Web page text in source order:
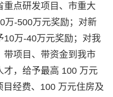
重点研发项目、市重大
万-500万元奖励；对新
10万-40万元奖励；对我
带项目、带资金到我市
才，给予最高 100 万元
经费、100 万元住房及